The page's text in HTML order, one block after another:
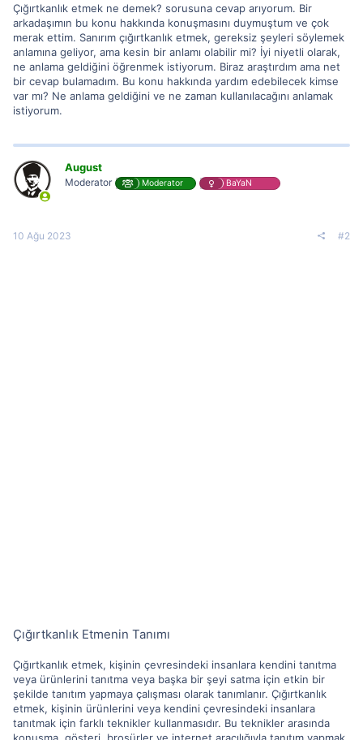
Çığırtkanlık etmek ne demek? sorusuna cevap arıyorum. Bir
arkadaşımın bu konu hakkında konuşmasını duymuştum ve çok
merak ettim. Sanırım çığırtkanlık etmek, gereksiz şeyleri söylemek
anlamına geliyor, ama kesin bir anlamı olabilir mi? İyi niyetli olarak,
ne anlama geldiğini öğrenmek istiyorum. Biraz araştırdım ama net
bir cevap bulamadım. Bu konu hakkında yardım edebilecek kimse
var mı? Ne anlama geldiğini ve ne zaman kullanılacağını anlamak
istiyorum.
August
Moderator Moderator BaYaN
10 Ağu 2023 #2
Çığırtkanlık Etmenin Tanımı
Çığırtkanlık etmek, kişinin çevresindeki insanlara kendini tanıtma
veya ürünlerini tanıtma veya başka bir şeyi satma için etkin bir
şekilde tanıtım yapmaya çalışması olarak tanımlanır. Çığırtkanlık
etmek, kişinin ürünlerini veya kendini çevresindeki insanlara
tanıtmak için farklı teknikler kullanmasıdır. Bu teknikler arasında